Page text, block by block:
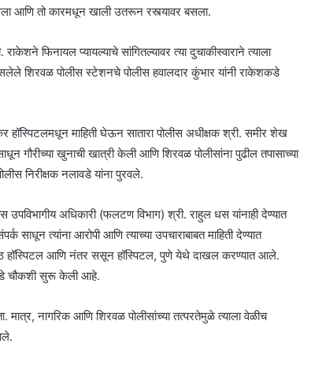
आणि तो कारमधून खाली उतरून रस्त्यावर बसला.
फिनायल प्यायल्याचे सांगितल्यावर त्या दुचाकीस्वाराने त्याला
शिरवळ पोलीस स्टेशनचे पोलीस हवालदार कुंभार यांनी राकेशकडे
माहिती घेऊन सातारा पोलीस अधीक्षक श्री. समीर शेख
गौरीच्या खुनाची खात्री केली आणि शिरवळ पोलीसांना पुढील तपासाच्या
निरीक्षक नलावडे यांना पुरवले.
अधिकारी (फलटण विभाग) श्री. राहुल धस यांनाही देण्यात
साधून त्यांना आरोपी आणि त्याच्या उपचाराबाबत माहिती देण्यात
हॉस्पिटल आणि नंतर ससून हॉस्पिटल, पुणे येथे दाखल करण्यात आले.
चौकशी सुरू केली आहे.
नागरिक आणि शिरवळ पोलीसांच्या तत्परतेमुळे त्याला वेळीच